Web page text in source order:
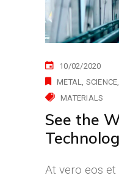
10/02/2020
METAL SCIENCE
MATERIALS
See the
At vero eos